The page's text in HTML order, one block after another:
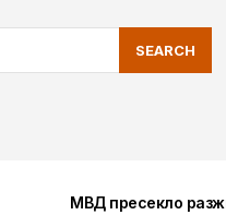
SEARCH
МВД пресекло